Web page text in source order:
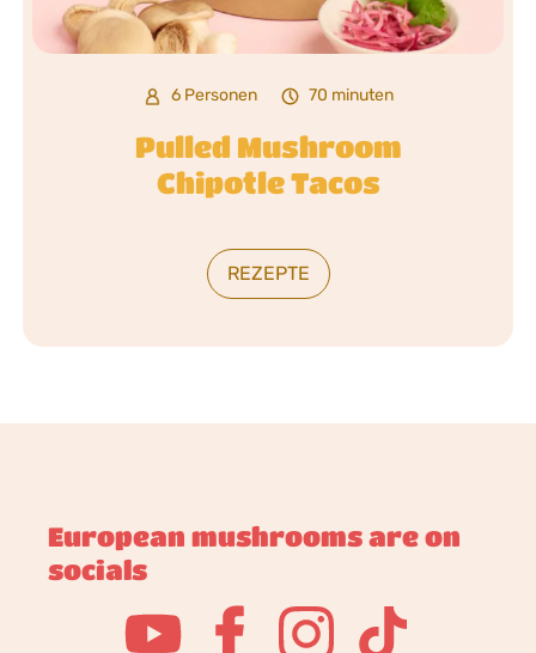
6 Personen 70 minuten
Pulled Mushroom
Chipotle Tacos
REZEPTE
European mushrooms are on
socials